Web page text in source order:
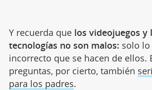
Y recuerda quelos videojuegos y
tecnologías no son malos: solo lo
incorrecto que se hacen de ellos.
preguntas, por cierto, también
para los padres.